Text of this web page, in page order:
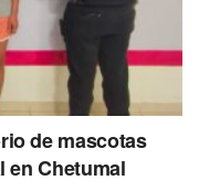
de mascotas
en Chetumal